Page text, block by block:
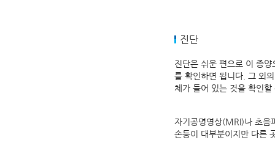
진단
진단은 쉬운 편으로 이 종
를 확인하면 됩니다. 그 외
체가 들어 있는 것을 확인할
자기공명영상(MRI)나 초음
손등이 대부분이지만 다른